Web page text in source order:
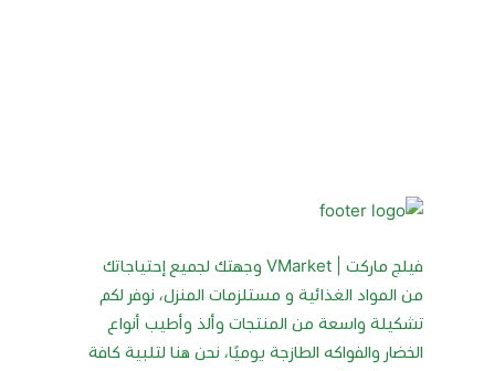
فيلج ماركت | VMarket وجهتك لجميع إحتياجاتك
من المواد الغذائية و مستلزمات المنزل، نوفر لكم
تشكيلة واسعة من المنتجات وألذ وأطيب أنواع
الخضار والفواكه الطازجة يوميًا، نحن هنا لتلبية كافة